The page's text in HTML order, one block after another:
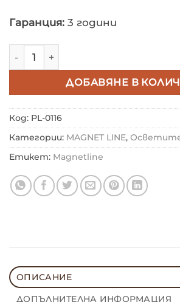
Гаранция: 3 години
ДОБАВЯНЕ В
Код: PL-0116
Категории: MAGNET LINE,
Етикет: Magnetline
ОПИСАНИЕ
ДОПЪЛНИТЕЛНА ИНФОРМАЦИЯ